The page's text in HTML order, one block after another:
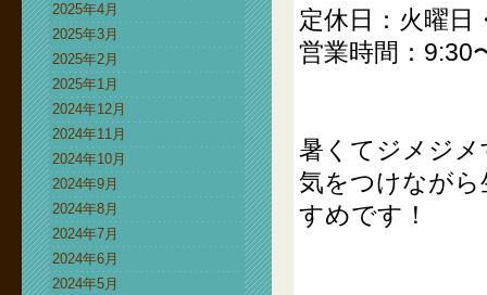
2025年4月
2025年3月
2025年2月
2025年1月
2024年12月
2024年11月
2024年10月
2024年9月
2024年8月
2024年7月
2024年6月
2024年5月
定休日：火曜日
営業時間：9:30
暑くてジメジ
気をつけなが
すめです！